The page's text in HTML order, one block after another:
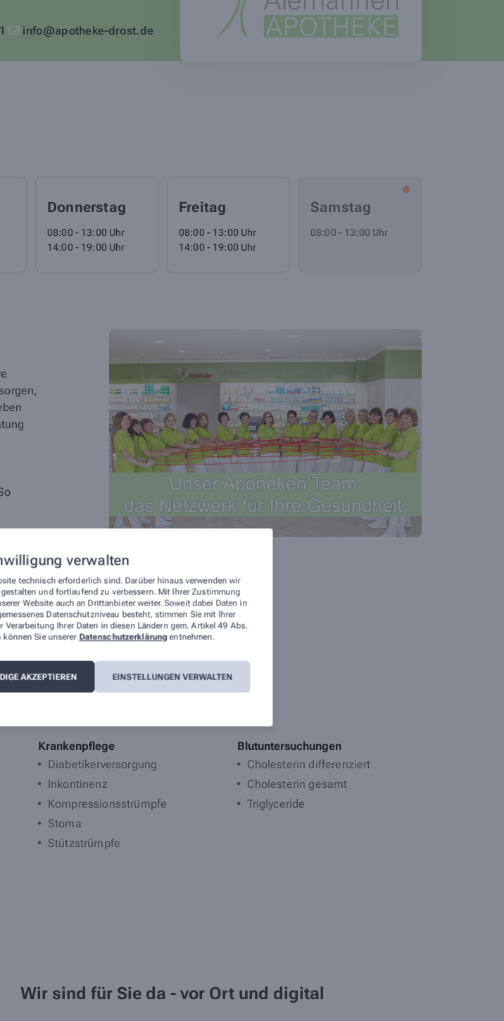
verwalten
technisch erforderlich sind. Darüber hinaus verwenden wir
und fortlaufend zu verbessern. Mit Ihrer Zustimmung
Website auch an Drittanbieter weiter. Soweit dabei Daten in
Datenschutzniveau besteht, stimmen Sie mit Ihrer
Ihrer Daten in diesen Ländern gem. Artikel 49 Abs.
können Sie unserer Datenschutzerklärungentnehmen.
AKZEPTIEREN EINSTELLUNGEN VERWALTEN
info@apotheke-drost.de
Donnerstag
08:00 - 13:00 Uhr
14:00 - 19:00 Uhr
Freitag
08:00 - 13:00 Uhr
14:00 - 19:00 Uhr
Samstag
08:00 - 13:00 Uhr
die wir Ihnen täglich zur Seite stehen.
Krankenpflege
Diabetikerversorgung
Inkontinenz
Kompressionsstrümpfe
Stoma
Stützstrümpfe
Blutuntersuchungen
Cholesterin differenziert
Cholesterin gesamt
Triglyceride
Wir sind für Sie da - vor Ort und digital